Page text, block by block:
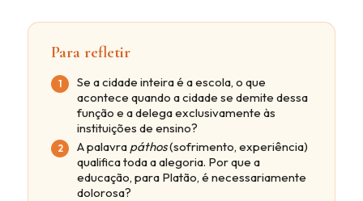
Para refletir
Se a cidade inteira é a escola, o que
acontece quando a cidade se demite dessa
função e a delega exclusivamente às
instituições de ensino?
A palavra páthos(sofrimento, experiência)
qualifica toda a alegoria. Por que a
educação, para Platão, é necessariamente
dolorosa?